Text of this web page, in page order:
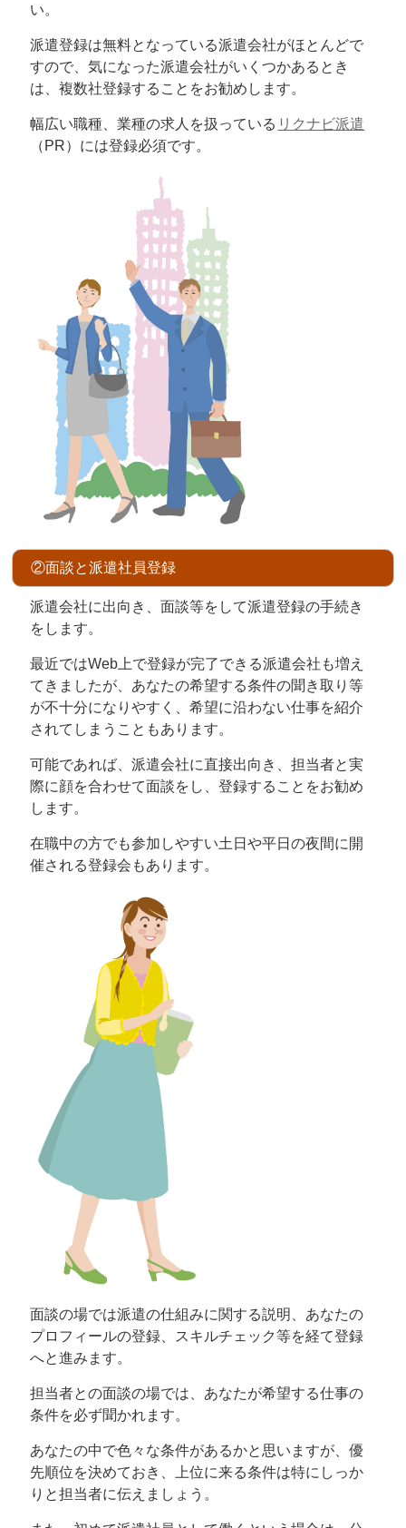
い。
派遣登録は無料となっている派遣会社がほとんどで
すので、気になった派遣会社がいくつかあるとき
は、複数社登録することをお勧めします。
幅広い職種、業種の求人を扱っている リクナビ派遣
（PR）には登録必須です。
②面談と派遣社員登録
派遣会社に出向き、面談等をして派遣登録の手続き
をします。
最近ではWeb上で登録が完了できる派遣会社も増え
てきましたが、あなたの希望する条件の聞き取り等
が不十分になりやすく、希望に沿わない仕事を紹介
されてしまうこともあります。
可能であれば、派遣会社に直接出向き、担当者と実
際に顔を合わせて面談をし、登録することをお勧め
します。
在職中の方でも参加しやすい土日や平日の夜間に開
催される登録会もあります。
面談の場では派遣の仕組みに関する説明、あなたの
プロフィールの登録、スキルチェック等を経て登録
へと進みます。
担当者との面談の場では、あなたが希望する仕事の
条件を必ず聞かれます。
あなたの中で色々な条件があるかと思いますが、優
先順位を決めておき、上位に来る条件は特にしっか
りと担当者に伝えましょう。